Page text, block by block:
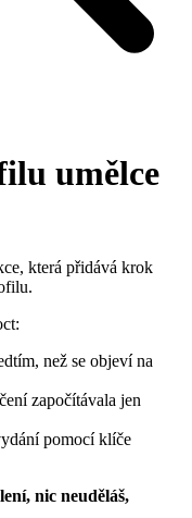
umělce
která přidává krok
než se objeví na
započítávala jen
pomocí klíče
nic neuděláš,